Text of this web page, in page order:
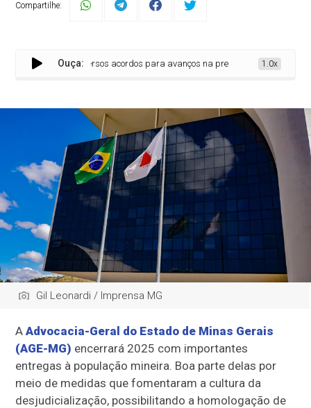
Compartilhe:
Ouça:
diversos acordos para avanços na prestação de serviços públicos
1.0x
Gil Leonardi / Imprensa MG
AAdvocacia-Geral do Estado de Minas Gerais
(AGE-MG) encerrará 2025 com importantes
entregas à população mineira. Boa parte delas por
meio de medidas que fomentaram a cultura da
desjudicialização, possibilitando a homologação de